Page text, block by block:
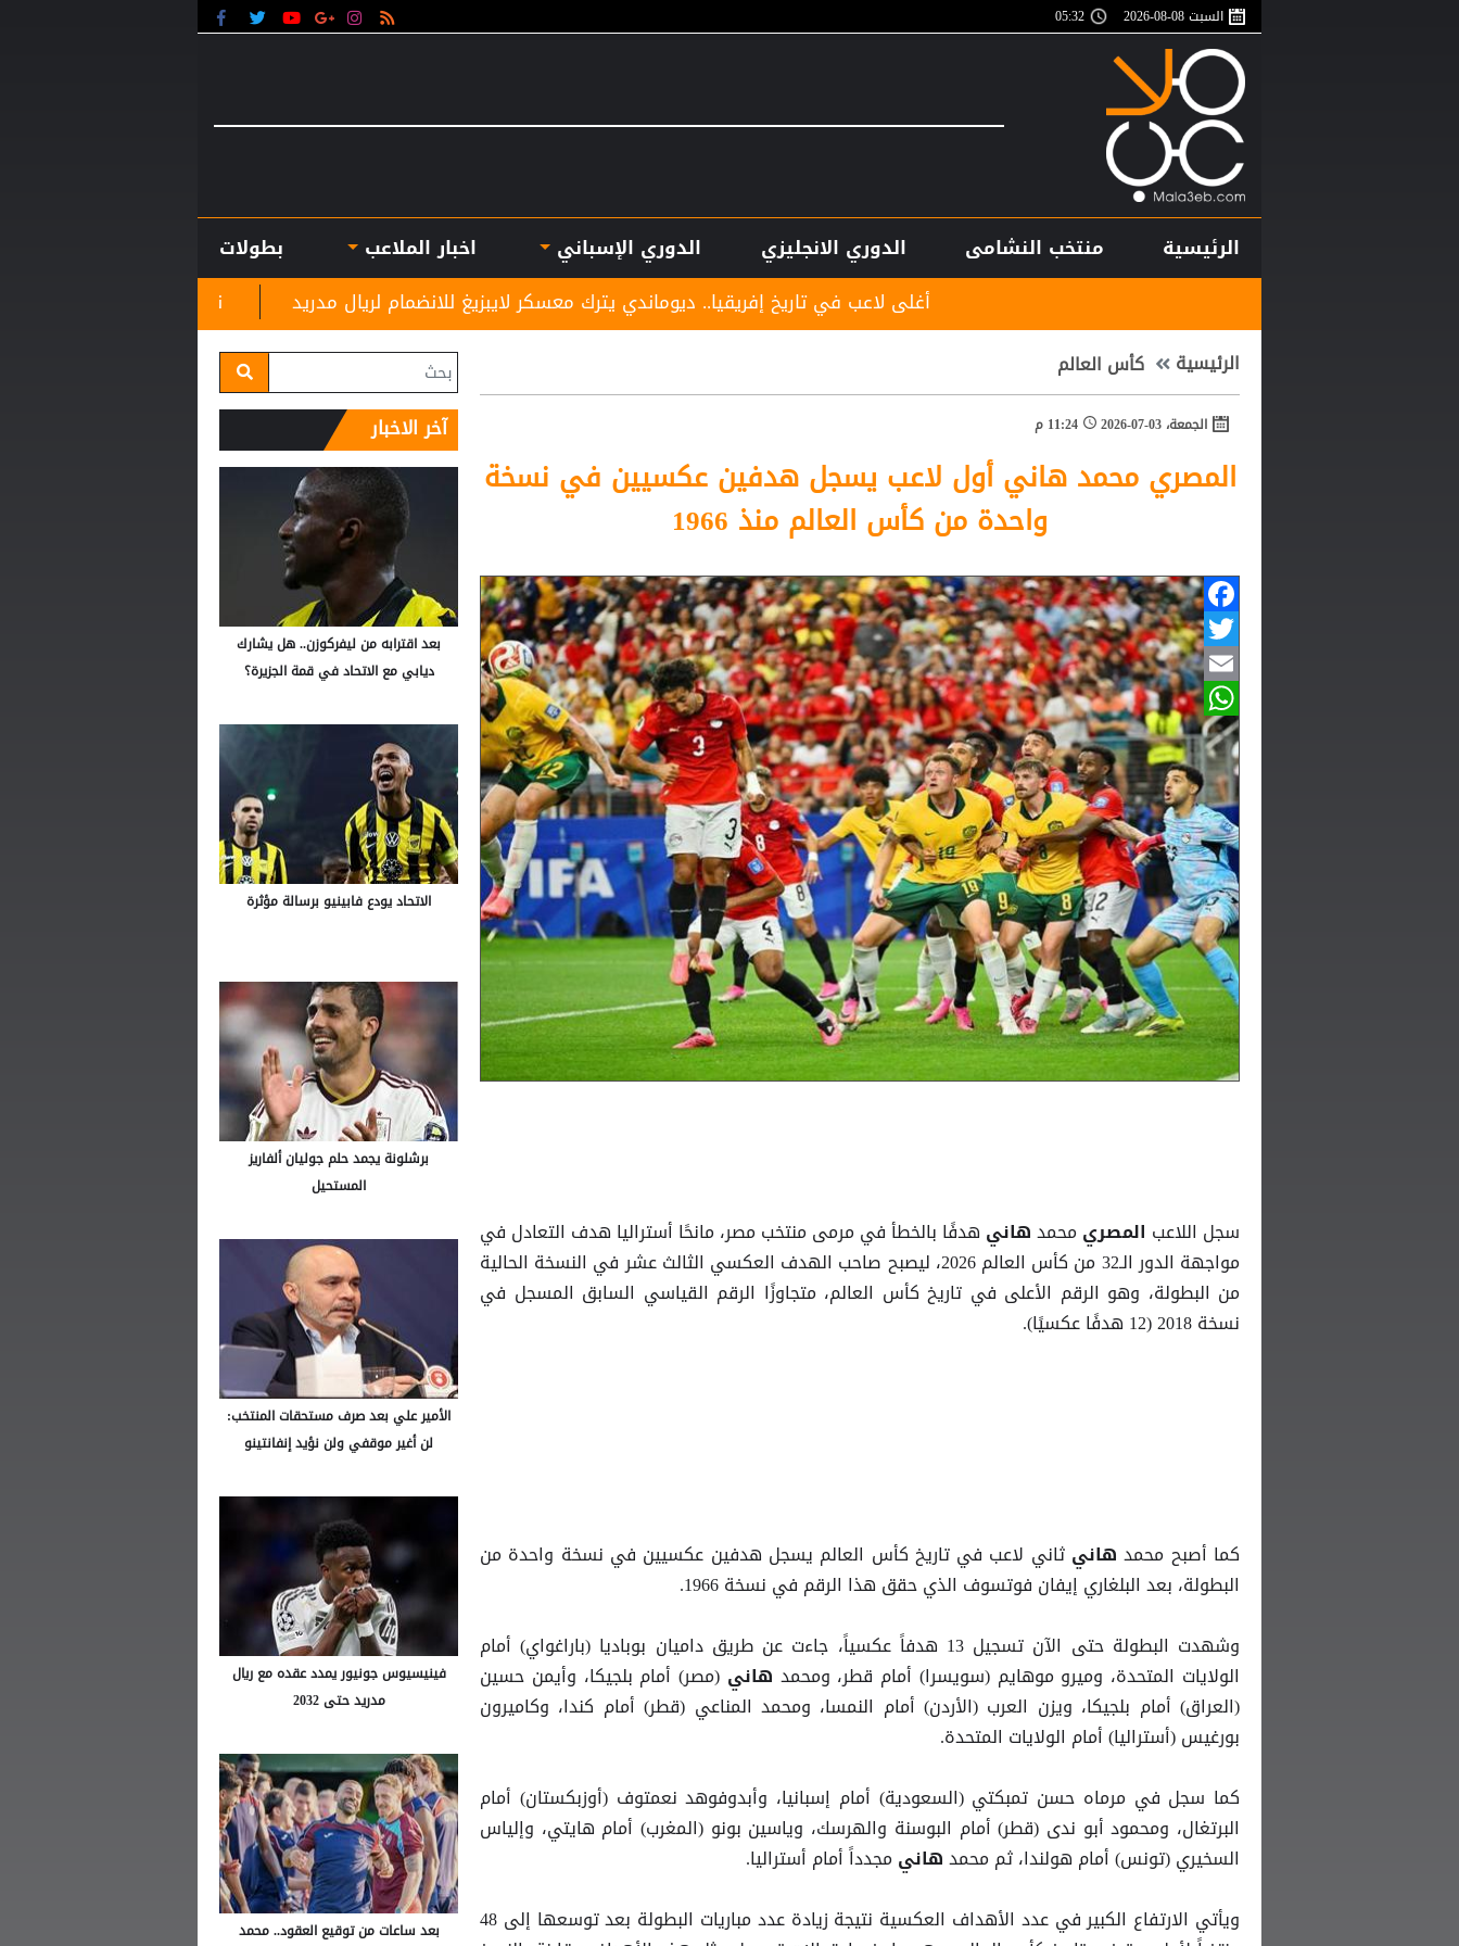
السبت 08-08-2026 05:32
الرئيسية منتخب النشامى الدوري الانجليزي الدوري الإسباني اخبار الملاعب
بطولات
نادي الرمثا يستقبل مدربه الجديد غاسانين
أغلى لاعب في تاريخ إفريقيا.. ديوماندي يترك معسكر لايبزيغ للانضمام لريال مدريد
الرئيسية كأس العالم
الجمعة، 03-07-2026 11:24 م
المصري محمد هاني أول لاعب يسجل هدفين عكسيين في نسخة
واحدة من كأس العالم منذ 1966
Facebook
Twitter
Email
WhatsApp
سجل اللاعب المصري محمد هاني هدفًا بالخطأ في مرمى منتخب مصر، مانحًا أستراليا هدف التعادل في
مواجهة الدور الـ32 من كأس العالم 2026، ليصبح صاحب الهدف العكسي الثالث عشر في النسخة الحالية
من البطولة، وهو الرقم الأعلى في تاريخ كأس العالم، متجاوزًا الرقم القياسي السابق المسجل في
نسخة 2018 (12 هدفًا عكسيًا).
كما أصبح محمدهانيثاني لاعب في تاريخ كأس العالم يسجل هدفين عكسيين في نسخة واحدة من
البطولة، بعد البلغاري إيفان فوتسوف الذي حقق هذا الرقم في نسخة 1966.
وشهدت البطولة حتى الآن تسجيل 13 هدفاً عكسياً، جاءت عن طريق داميان بوباديا (باراغواي) أمام
الولايات المتحدة، وميرو موهايم (سويسرا) أمام قطر، ومحمد هاني (مصر) أمام بلجيكا، وأيمن حسين
(العراق) أمام بلجيكا، ويزن العرب (الأردن) أمام النمسا، ومحمد المناعي (قطر) أمام كندا، وكاميرون
بورغيس (أستراليا) أمام الولايات المتحدة.
كما سجل في مرماه حسن تمبكتي (السعودية) أمام إسبانيا، وأبدوفوهد نعمتوف (أوزبكستان) أمام
البرتغال، ومحمود أبو ندى (قطر) أمام البوسنة والهرسك، وياسين بونو (المغرب) أمام هايتي، وإلياس
السخيري (تونس) أمام هولندا، ثم محمد هاني مجدداً أمام أستراليا.
ويأتي الارتفاع الكبير في عدد الأهداف العكسية نتيجة زيادة عدد مباريات البطولة بعد توسعها إلى 48
آخر الاخبار
بعد اقترابه من ليفركوزن.. هل يشارك
ديابي مع الاتحاد في قمة الجزيرة؟
الاتحاد يودع فابينيو برسالة مؤثرة
برشلونة يجمد حلم جوليان ألفاريز
المستحيل
الأمير علي بعد صرف مستحقات المنتخب:
لن أغير موقفي ولن نؤيد إنفانتينو
فينيسيوس جونيور يمدد عقده مع ريال
مدريد حتى 2032
بعد ساعات من توقيع العقود.. محمد